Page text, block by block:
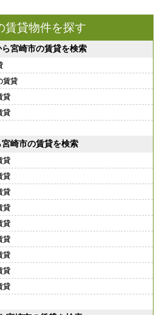
賃貸物件を探す
ら宮崎市の賃貸を検索
賃貸
貸
貸
崎市の賃貸を検索
貸
貸
貸
貸
貸
貸
貸
貸
貸